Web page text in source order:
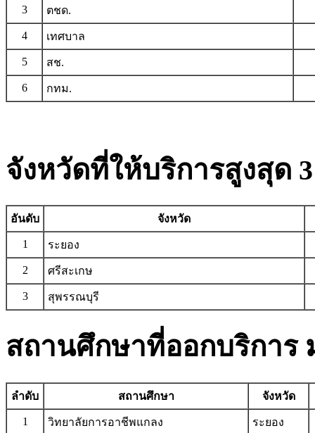
3 ตชด.
4 เทศบาล
5 สช.
6 กทม.
จังหวัดที่ให้บริการสูงสุด
อันดับ จังหวัด
1 ระยอง
2 ศรีสะเกษ
3 สุพรรณบุรี
สถานศึกษาที่ออกบริการ
ลำดับ สถานศึกษา จังหวัด
1 วิทยาลัยการอาชีพแกลง ระยอง